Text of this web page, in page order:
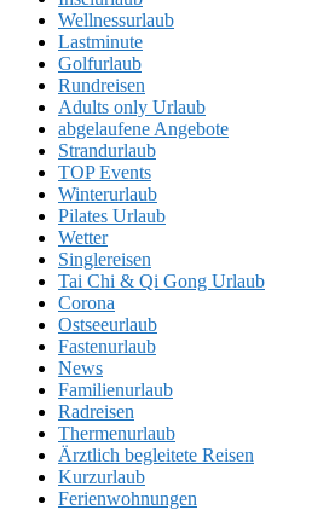
Wellnessurlaub
Lastminute
Golfurlaub
Rundreisen
Adults only Urlaub
abgelaufene Angebote
Strandurlaub
TOP Events
Winterurlaub
Pilates Urlaub
Wetter
Singlereisen
Tai Chi & Qi Gong Urlaub
Corona
Ostseeurlaub
Fastenurlaub
News
Familienurlaub
Radreisen
Thermenurlaub
Ärztlich begleitete Reisen
Kurzurlaub
Ferienwohnungen